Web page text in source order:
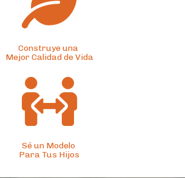
Construye una
Mejor Calidad de Vida
Sé un Modelo
Para Tus Hijos